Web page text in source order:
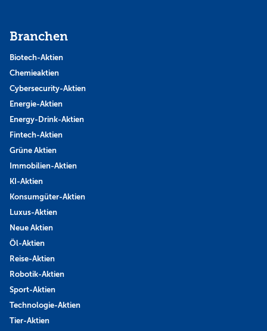
Branchen
Biotech-Aktien
Chemieaktien
Cybersecurity-Aktien
Energie-Aktien
Energy-Drink-Aktien
Fintech-Aktien
Grüne Aktien
Immobilien-Aktien
KI-Aktien
Konsumgüter-Aktien
Luxus-Aktien
Neue Aktien
Öl-Aktien
Reise-Aktien
Robotik-Aktien
Sport-Aktien
Technologie-Aktien
Tier-Aktien